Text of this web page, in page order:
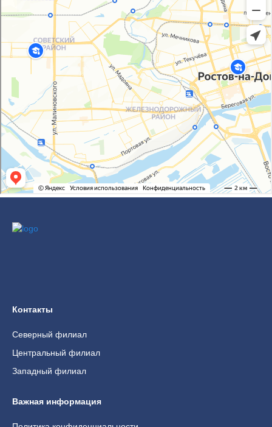
Контакты
Северный филиал
Центральный филиал
Западный филиал
Важная информация